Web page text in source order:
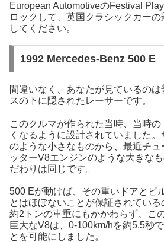
European AutomotiveのFestival
ロックして、英国クラシックカー
してください。
1992 Mercedes-Benz 500 E
間違いなく、あなたが見ているの
スの下に隠されたレーサーです。
このクルマが作られた当時、当時
くなるように設計されていました
のような小さなものから、最近チュ
ッターV8エンジンのような大きな
だわりは同じです。
500 Eが動けば、その重いドアとビ
とはほぼないことが保証されている
約2トンの車重にもかかわらず、こ
巨大なV8は、0-100km/hを約5.5秒
とを可能にしました。